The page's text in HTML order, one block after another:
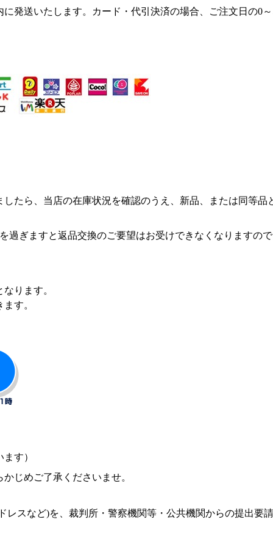
発送いたします。カード・代引決済の場合、ご注文日の0
たら、当店の在庫状況を確認のうえ、新品、または同等品
過ぎますと返品交換のご要望はお受けできなくなりますの
ります。
す。
す）
じめご了承くださいませ。
スなど)を、裁判所・警察機関等・公共機関からの提出要